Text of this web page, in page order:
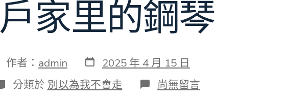
家里的鋼琴
作者： admin 發
表
日
期
2025 年 4 月 15 日
分類於 別以為我不會走 在
〈【花
尚無留言